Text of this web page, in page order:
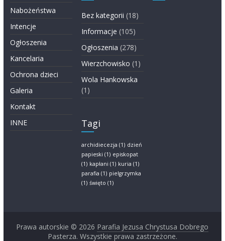
Nabożeństwa
Intencje
Ogłoszenia
Kancelaria
Ochrona dzieci
Galeria
Kontakt
INNE
Bez kategorii (18)
Informacje (105)
Ogłoszenia (278)
Wierzchowisko (1)
Wola Hankowska
(1)
Tagi
archidiecezja (1) dzień
papieski (1) episkopat
(1) kapłani (1) kuria (1)
parafia (1) pielgrzymka
(1) święto (1)
Prawa autorskie © 2026 Parafia Jezusa Chrystusa Dobrego
Pasterza. Wszystkie prawa zastrzeżone.